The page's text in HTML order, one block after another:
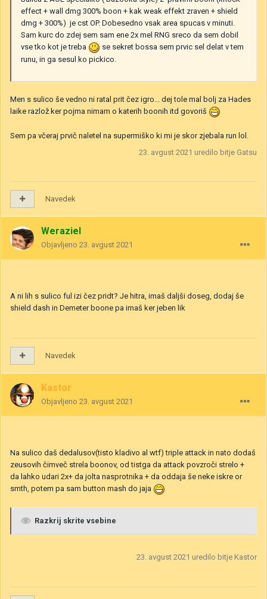
effect + wall dmg 300% boon + kak weak effekt zraven + shield
dmg + 300%) je cst OP. Dobesedno vsak area spucas v minuti.
Sam kurc do zdej sem sam ene 2x mel RNG sreco da sem dobil
vse tko kot je treba
se sekret bossa sem prvic sel delat v tem
runu, in ga sesul ko pickico.
Men s sulico še vedno ni ratal prit čez igro... dej tole mal bolj za Hades
laike razlož ker pojma nimam o katerih boonih itd govoriš
Sem pa včeraj prvič naletel na supermiško ki mi je skor zjebala run lol.
23. avgust 2021 uredilo bitje Gatsu
Navedek
Weraziel
Objavljeno 23. avgust 2021
A ni lih s sulico ful izi čez pridt? Je hitra, imaš daljši doseg, dodaj še
shield dash in Demeter boone pa imaš ker jeben lik
Navedek
Kastor
Objavljeno 23. avgust 2021
Na sulico daš dedalusov(tisto kladivo al wtf) triple attack in nato dodaš
zeusovih čimveč strela boonov, od tistga da attack povzroči strelo +
da lahko udari 2x+ da jolta nasprotnika + da oddaja še neke iskre or
smth, potem pa sam button mash do jaja
Razkrij skrite vsebine
23. avgust 2021 uredilo bitje Kastor